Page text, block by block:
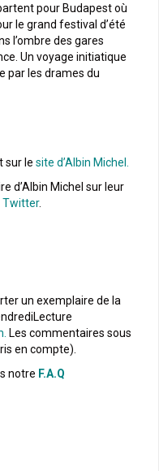
pour Budapest où
le grand festival d’été
l’ombre des gares
Un voyage initiatique
par les drames du
sur le site d’Albin Michel.
d’Albin Michel sur leur
Twitter.
un exemplaire de la
Les commentaires sous
en compte).
notre F.A.Q